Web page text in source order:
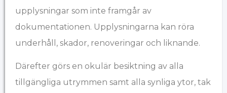
upplysningar som inte framgår av
dokumentationen. Upplysningarna kan röra
underhåll, skador, renoveringar och liknande.
Därefter görs en okulär besiktning av alla
tillgängliga utrymmen samt alla synliga ytor, tak